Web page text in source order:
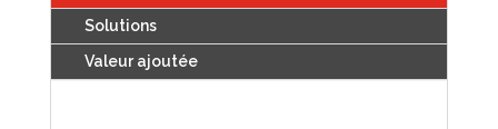
Solutions
Valeur ajoutée